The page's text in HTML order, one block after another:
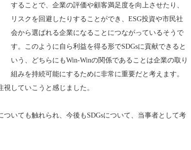
することで、企業の評価や顧客満足度を向上させたり、
リスクを回避したりすることができ、ESG投資や市民社
会から選ばれる企業になることにつながっているそうで
す。このように自ら利益を得る形でSDGsに貢献できると
いう、どちらにもWin-Winの関係であることは企業の取り
組みを持続可能にするために非常に重要だと考えます。
していこうと感じました。
いても触れられ、今後もSDGsについて、当事者として考